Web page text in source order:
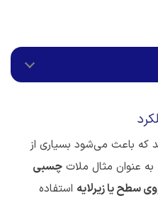
که باعث می‌شود بسیاری از
به عنوان مثال ملات چسبی
سطح یا زیرلایه استفاده